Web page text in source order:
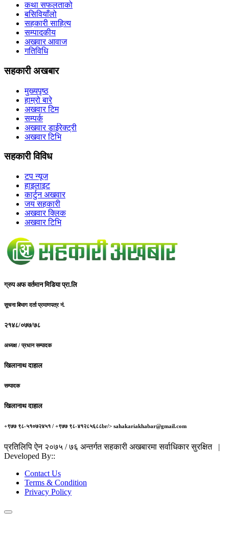
कथा सफलताको
बसिवियाँलो
सहकारी साहित्य
सम्पादकीय
अखवार आवाज
गतिविधि
सहकारी अखबार
मुख्यपृष्ठ
हाम्रो बारे
अखवार टिम
सम्पर्क
अखवार डाईरेक्ट्री
अखवार टिभि
सहकारी विविध
टप न्यूज
हाइलाइट
कार्टुन अखवार
जय सहकारी
अखवार क्लिक
अखवार टिभि
ग्रुप अफ वर्तमान मिडिया प्रा.लि
सूचना बिभाग दर्ता प्रमाणपत्र नं.
२१४८/०७७/७८
अध्यक्ष / प्रधान सम्पादक
खिलानाथ दाहाल
सम्पादक
खिलानाथ दाहाल
+९७७ ९८-५१०७२४५१ / +९७७ ९८-४१२८५६८८br/> sahakariakhabar@gmail.com
प्रतिलिपि ऐन २०७५ / ७६ अन्तर्गत सहकारी अखबारमा सर्वाधिकार सुरक्षित |
Developed By::
Contact Us
Terms & Condition
Privacy Policy